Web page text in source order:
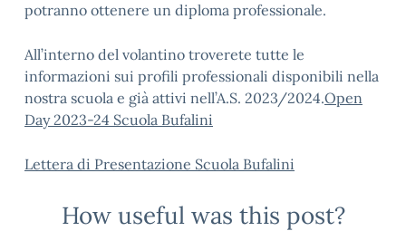
potranno ottenere un diploma professionale.
All’interno del volantino troverete tutte le
informazioni sui profili professionali disponibili nella
nostra scuola e già attivi nell’A.S. 2023/2024.Open
Day 2023-24 Scuola Bufalini
Lettera di Presentazione Scuola Bufalini
How useful was this post?